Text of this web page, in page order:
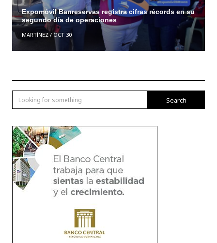
Expomóvil Banreservas registra cifras récords en su
segundo día de operaciones
MARTÍNEZ/ OCT 30
Search